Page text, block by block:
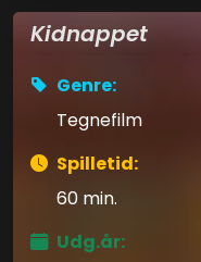
Kidnappet
Genre:
Tegnefilm
Spilletid:
60 min.
Udg.år: